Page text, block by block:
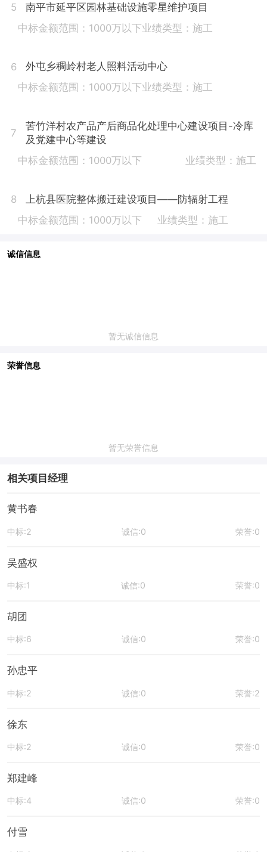
5
南平市延平区园林基础设施零星维护项目
中标金额范围：1000万以下业绩类型：施工
6
外屯乡稠岭村老人照料活动中心
中标金额范围：1000万以下业绩类型：施工
7
苦竹洋村农产品产后商品化处理中心建设项目-冷库
及党建中心等建设
中标金额范围：1000万以下
业绩类型：施工
8
上杭县医院整体搬迁建设项目——防辐射工程
中标金额范围：1000万以下
业绩类型：施工
诚信信息
暂无诚信信息
荣誉信息
暂无荣誉信息
相关项目经理
黄书春
中标:2 诚信:0 荣誉:0
吴盛权
中标:1 诚信:0 荣誉:0
胡团
中标:6 诚信:0 荣誉:0
孙忠平
中标:2 诚信:0 荣誉:2
徐东
中标:2 诚信:0 荣誉:0
郑建峰
中标:4 诚信:0 荣誉:0
付雪